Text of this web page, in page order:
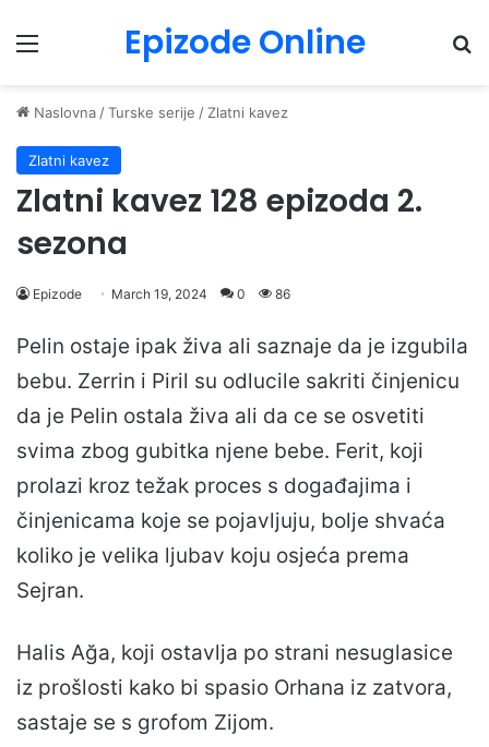
Menu Epizode Online
Naslovna /Turske serije / Zlatni kavez
Zlatni kavez
Zlatni kavez 128 epizoda 2.
sezona
Epizode March 19, 2024 0 86
Pelin ostaje ipak živa ali saznaje da je izgubila
bebu. Zerrin i Piril su odlucile sakriti činjenicu
da je Pelin ostala živa ali da ce se osvetiti
svima zbog gubitka njene bebe. Ferit, koji
prolazi kroz težak proces s događajima i
činjenicama koje se pojavljuju, bolje shvaća
koliko je velika ljubav koju osjeća prema
Sejran.
Halis Ağa, koji ostavlja po strani nesuglasice
iz prošlosti kako bi spasio Orhana iz zatvora,
sastaje se s grofom Zijom.